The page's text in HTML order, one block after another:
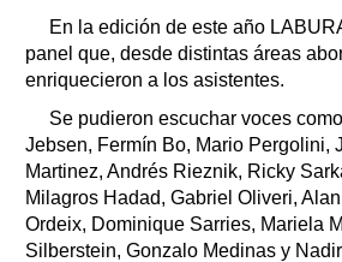
En la edición de este año
panel que, desde distintas áreas
enriquecieron a los asistentes.
Se pudieron escuchar voces
Jebsen, Fermín Bo, Mario Pergolini,
Martinez, Andrés Rieznik, Ricky
Milagros Hadad, Gabriel Oliveri,
Ordeix, Dominique Sarries, Mariela
Silberstein, Gonzalo Medinas y